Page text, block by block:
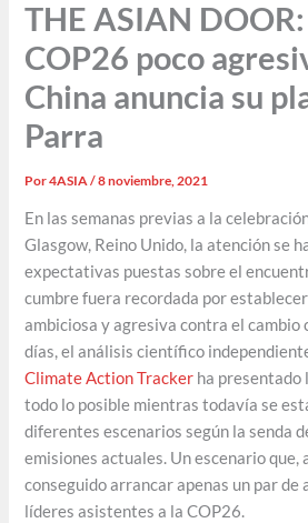
THE ASIAN
COP26 poco
China anuncia su
Parra
Por4ASIA/8 noviembre, 2021
En las semanas previas a la
Glasgow, Reino Unido, la atención se
expectativas puestas sobre el
cumbre fuera recordada por
ambiciosa y agresiva contra el cambio
días, el análisis científico
Climate Action Tracker ha presentado
todo lo posible mientras todavía se
diferentes escenarios según la senda
emisiones actuales. Un escenario que,
conseguido arrancar apenas un par de
líderes asistentes a la COP26.